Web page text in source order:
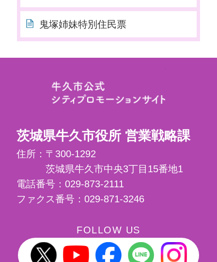
鬼塚姉妹特別住民票
茨城県牛久市役所 営業戦略課
住所： 〒300-1292
茨城県牛久市中央3丁目15番地1
電話番号： 029-873-2111
ファクス番号： 029-871-3246
FOLLOW US
牛久市X(旧twitter)
牛久市Youtube牛久市Facebook
牛久市LINE
牛久